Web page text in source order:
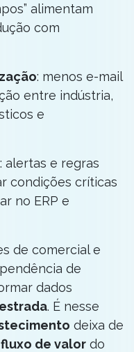
alimentam
com
: menos e-mail
entre indústria,
e
: alertas e regras
condições críticas
no ERP e
de comercial e
de
dados
. É nesse
deixa de
fluxo de valor do